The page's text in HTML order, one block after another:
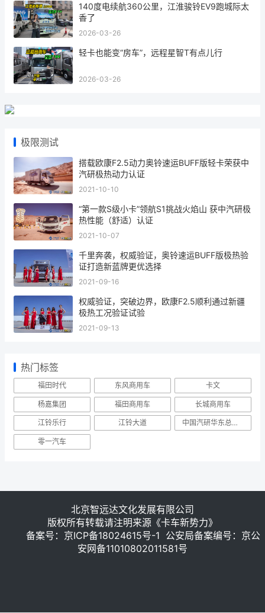
140度电续航360公里，江淮骏铃EV9跑城际太
香了
2026-03-26
轻卡也能变“房车”，远程星智T有点儿行
2026-03-26
极限测试
搭载欧康F2.5动力奥铃速运BUFF版轻卡荣获中
汽研极热动力认证
2021-10-10
“第一款S级小卡”领航S1挑战火焰山 获中汽研极
热性能（舒适）认证
2021-10-07
千里奔袭，权威验证，奥铃速运BUFF版极热验
证打造新蓝牌更优选择
2021-09-16
权威验证，突破边界，欧康F2.5顺利通过新疆
极热工况验证试验
2021-09-13
热门标签
福田时代 东风商用车 卡文
杨嘉集团 福田商用车 长城商用车
江铃乐行 江铃大道 中国汽研华东总部举行能力发布会
零一汽车
北京智远达文化发展有限公司
版权所有转载请注明来源《卡车新势力》
备案号： 京ICP备18024615号-1 公安局备案编号：京公
安网备11010802011581号